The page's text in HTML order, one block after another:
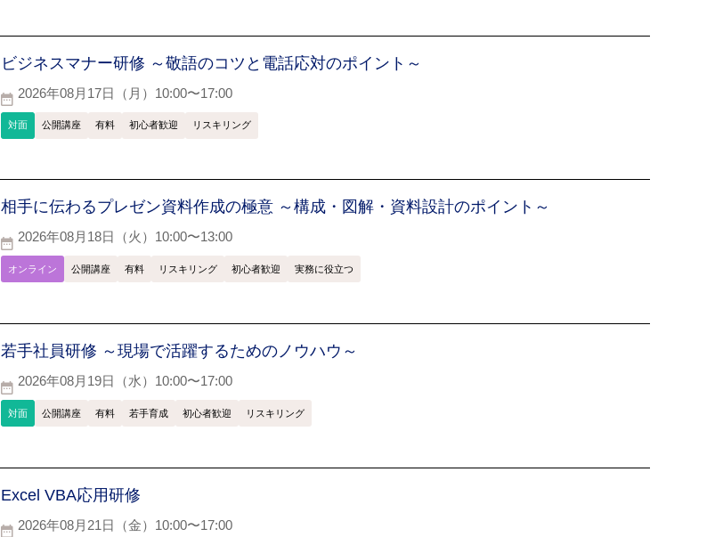
ビジネスマナー研修 ～敬語のコツと電話応対のポイント～
2026年08月17日（月）10:00〜17:00
対面 公開講座 有料 初心者歓迎 リスキリング
相手に伝わるプレゼン資料作成の極意 ～構成・図解・資料設計のポイント～
2026年08月18日（火）10:00〜13:00
オンライン 公開講座 有料 リスキリング 初心者歓迎 実務に役立つ
若手社員研修 ～現場で活躍するためのノウハウ～
2026年08月19日（水）10:00〜17:00
対面 公開講座 有料 若手育成 初心者歓迎 リスキリング
Excel VBA応用研修
2026年08月21日（金）10:00〜17:00